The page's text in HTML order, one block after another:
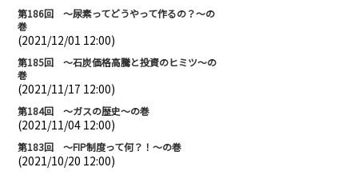
第186回 ～尿素ってどうやって作るの？～の
巻
(2021/12/01 12:00)
第185回 ～石炭価格高騰と投資のヒミツ～の
巻
(2021/11/17 12:00)
第184回 ～ガスの歴史～の巻
(2021/11/04 12:00)
第183回 ～FIP制度って何？！～の巻
(2021/10/20 12:00)